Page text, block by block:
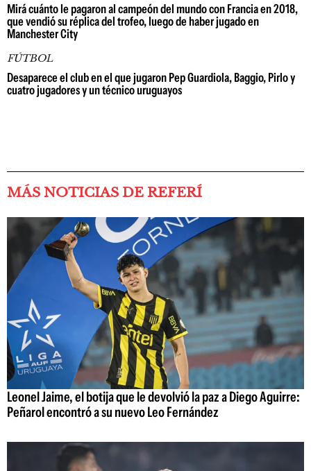
Mirá cuánto le pagaron al campeón del mundo con Francia en 2018,
que vendió su réplica del trofeo, luego de haber jugado en
Manchester City
FÚTBOL
Desaparece el club en el que jugaron Pep Guardiola, Baggio, Pirlo y
cuatro jugadores y un técnico uruguayos
MÁS NOTICIAS DE REFERÍ
Leonel Jaime, el botija que le devolvió la paz a Diego Aguirre:
Peñarol encontró a su nuevo Leo Fernández